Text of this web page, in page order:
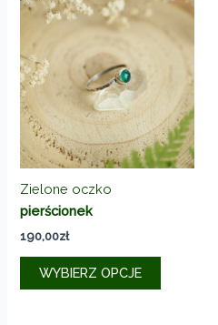
Zielone oczko
pierścionek
190,00zł
WYBIERZ OPCJE
Ten